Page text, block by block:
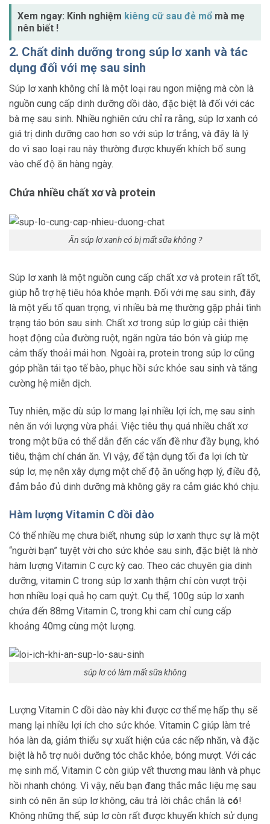
Xem ngay: Kinh nghiệm kiêng cữ sau đẻ mổ mà mẹ
nên biết !
2. Chất dinh dưỡng trong súp lơ xanh và tác
dụng đối với mẹ sau sinh
Súp lơ xanh không chỉ là một loại rau ngon miệng mà còn là
nguồn cung cấp dinh dưỡng dồi dào, đặc biệt là đối với các
bà mẹ sau sinh. Nhiều nghiên cứu chỉ ra rằng, súp lơ xanh có
giá trị dinh dưỡng cao hơn so với súp lơ trắng, và đây là lý
do vì sao loại rau này thường được khuyến khích bổ sung
vào chế độ ăn hàng ngày.
Chứa nhiều chất xơ và protein
Ăn súp lơ xanh có bị mất sữa không ?
Súp lơ xanh là một nguồn cung cấp chất xơ và protein rất tốt,
giúp hỗ trợ hệ tiêu hóa khỏe mạnh. Đối với mẹ sau sinh, đây
là một yếu tố quan trọng, vì nhiều bà mẹ thường gặp phải tình
trạng táo bón sau sinh. Chất xơ trong súp lơ giúp cải thiện
hoạt động của đường ruột, ngăn ngừa táo bón và giúp mẹ
cảm thấy thoải mái hơn. Ngoài ra, protein trong súp lơ cũng
góp phần tái tạo tế bào, phục hồi sức khỏe sau sinh và tăng
cường hệ miễn dịch.
Tuy nhiên, mặc dù súp lơ mang lại nhiều lợi ích, mẹ sau sinh
nên ăn với lượng vừa phải. Việc tiêu thụ quá nhiều chất xơ
trong một bữa có thể dẫn đến các vấn đề như đầy bụng, khó
tiêu, thậm chí chán ăn. Vì vậy, để tận dụng tối đa lợi ích từ
súp lơ, mẹ nên xây dựng một chế độ ăn uống hợp lý, điều độ,
đảm bảo đủ dinh dưỡng mà không gây ra cảm giác khó chịu.
Hàm lượng Vitamin C dồi dào
Có thể nhiều mẹ chưa biết, nhưng súp lơ xanh thực sự là một
“người bạn” tuyệt vời cho sức khỏe sau sinh, đặc biệt là nhờ
hàm lượng Vitamin C cực kỳ cao. Theo các chuyên gia dinh
dưỡng, vitamin C trong súp lơ xanh thậm chí còn vượt trội
hơn nhiều loại quả họ cam quýt. Cụ thể, 100g súp lơ xanh
chứa đến 88mg Vitamin C, trong khi cam chỉ cung cấp
khoảng 40mg cùng một lượng.
súp lơ có làm mất sữa không
Lượng Vitamin C dồi dào này khi được cơ thể mẹ hấp thụ sẽ
mang lại nhiều lợi ích cho sức khỏe. Vitamin C giúp làm trẻ
hóa làn da, giảm thiểu sự xuất hiện của các nếp nhăn, và đặc
biệt là hỗ trợ nuôi dưỡng tóc chắc khỏe, bóng mượt. Với các
mẹ sinh mổ, Vitamin C còn giúp vết thương mau lành và phục
hồi nhanh chóng. Vì vậy, nếu bạn đang thắc mắc liệu mẹ sau
sinh có nên ăn súp lơ không, câu trả lời chắc chắn là có!
Không những thế, súp lơ còn rất được khuyến khích sử dụng